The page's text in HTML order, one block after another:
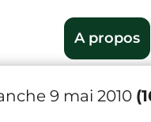
A propos
9 mai 2010